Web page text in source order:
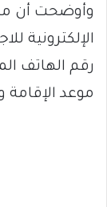
وأوضحت أن
الإلكترونية
رقم الهاتف
موعد الإقامة